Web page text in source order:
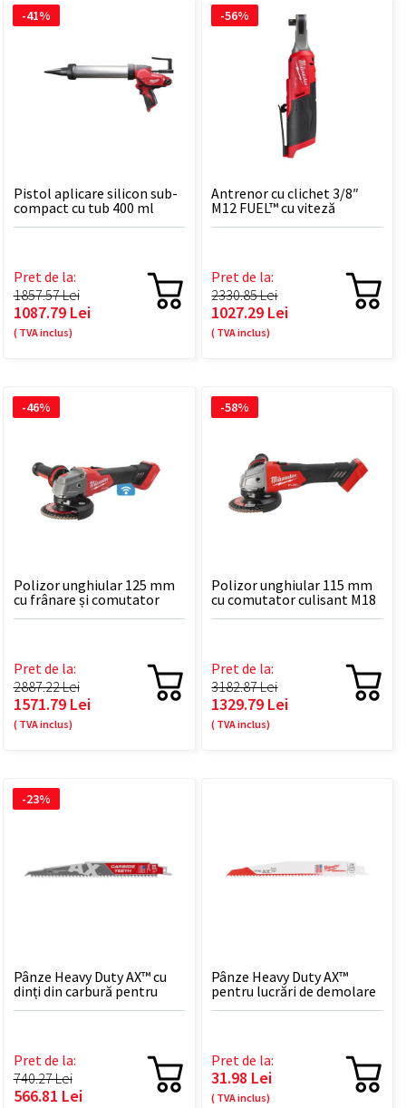
Pistol aplicare silicon sub-
compact cu tub 400 ml
M12™ M12 PCG/400A-0
Pret de la:
1857.57 Lei
1087.79 Lei
( TVA inclus)
-41%
Antrenor cu clichet 3/8″
M12 FUEL™ cu viteză
ridicată M12 FHIR38-0
Pret de la:
2330.85 Lei
1027.29 Lei
( TVA inclus)
-56%
Polizor unghiular 125 mm
cu frânare și comutator
culisant M18 FUEL™ ONE-
Pret de la:
2887.22 Lei
1571.79 Lei
( TVA inclus)
-46%
Polizor unghiular 115 mm
cu comutator culisant M18
FUEL™ M18 FSAG115X-0
Pret de la:
3182.87 Lei
1329.79 Lei
( TVA inclus)
-58%
Pânze Heavy Duty AX™ cu
dinți din carbură pentru
lucrări de demolare TCT AX
Pret de la:
740.27 Lei
566.81 Lei
-23%
Pânze Heavy Duty AX™
pentru lucrări de demolare
AX 230 mm lungime
Pret de la:
31.98 Lei
( TVA inclus)